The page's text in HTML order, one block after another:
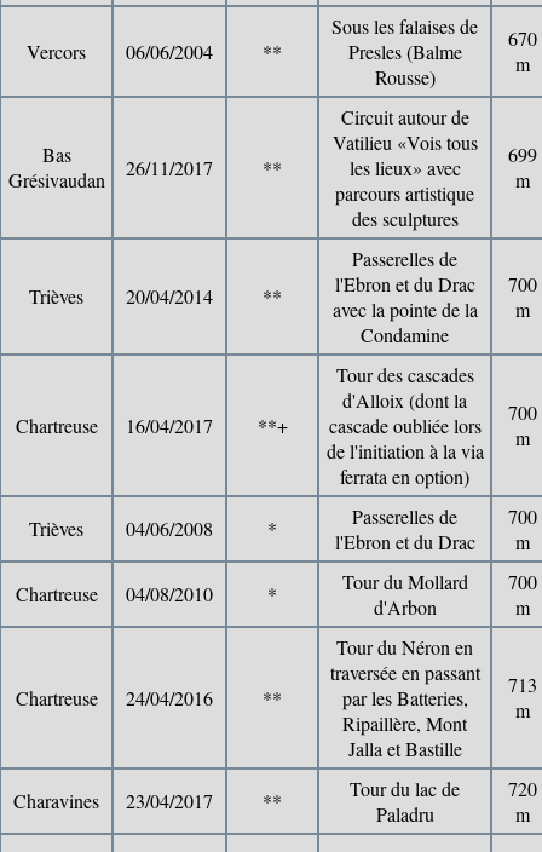
Vercors 06/06/2004 **
Sous les falaises de
Presles (Balme
Rousse)
670
m
Bas
Grésivaudan
26/11/2017 **
Circuit autour de
Vatilieu «Vois tous
les lieux» avec
parcours artistique
des sculptures
699
m
Trièves 20/04/2014 **
Passerelles de
l'Ebron et du Drac
avec la pointe de la
Condamine
700
m
Chartreuse 16/04/2017 **+
Tour des cascades
d'Alloix (dont la
cascade oubliée lors
de l'initiation à la via
ferrata en option)
700
m
Trièves 04/06/2008 *
Passerelles de
l'Ebron et du Drac
700
m
Chartreuse 04/08/2010 *
Tour du Mollard
d'Arbon
700
m
Chartreuse 24/04/2016 **
Tour du Néron en
traversée en passant
par les Batteries,
Ripaillère, Mont
Jalla et Bastille
713
m
Charavines 23/04/2017 **
Tour du lac de
Paladru
720
m